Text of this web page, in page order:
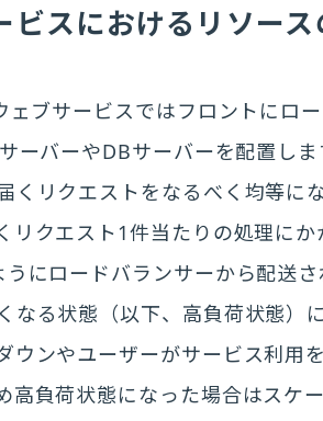
ビスにおけるリソー
ブサービスではフロントにロ
ーバーやDBサーバーを配置し
くリクエストをなるべく均等に
リクエスト1件当たりの処理に
にロードバランサーから配送
なる状態（以下、高負荷状態）
ウンやユーザーがサービス利用
高負荷状態になった場合はスケ